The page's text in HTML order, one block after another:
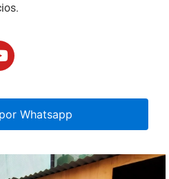
Whatsapp